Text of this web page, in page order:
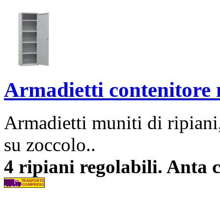
Armadietti contenitore
Armadietti muniti di
su zoccolo..
4 ripiani regolabili. Anta